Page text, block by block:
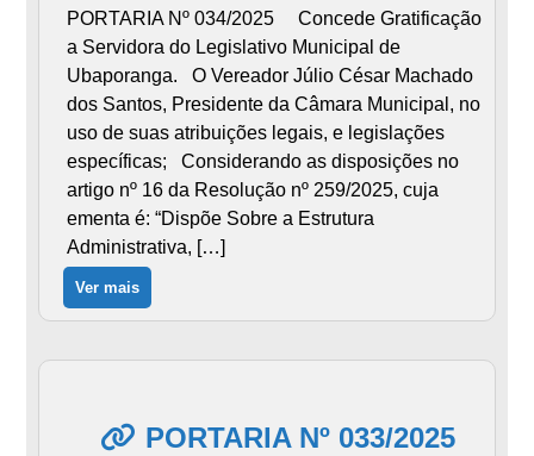
PORTARIA Nº 034/2025 Concede Gratificação
a Servidora do Legislativo Municipal de
Ubaporanga. O Vereador Júlio César Machado
dos Santos, Presidente da Câmara Municipal, no
uso de suas atribuições legais, e legislações
específicas; Considerando as disposições no
artigo nº 16 da Resolução nº 259/2025, cuja
ementa é: “Dispõe Sobre a Estrutura
Administrativa, […]
Ver mais
PORTARIA Nº 033/2025